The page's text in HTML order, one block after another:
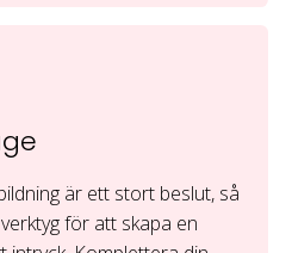
är ett stort beslut, så
för att skapa en